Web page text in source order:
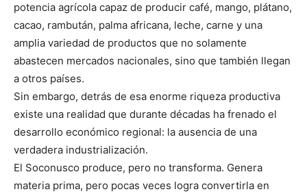
potencia agrícola capaz de producir café, mango, plátano,
cacao, rambután, palma africana, leche, carne y una
amplia variedad de productos que no solamente
abastecen mercados nacionales, sino que también llegan
a otros países.
Sin embargo, detrás de esa enorme riqueza productiva
existe una realidad que durante décadas ha frenado el
desarrollo económico regional: la ausencia de una
verdadera industrialización.
El Soconusco produce, pero no transforma. Genera
materia prima, pero pocas veces logra convertirla en